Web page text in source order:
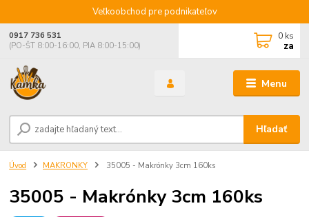
Veľkoobchod pre podnikateľov
Menu
Hľadať
0917 736 531
(PO-ŠT 8:00-16:00, PIA 8:00-15:00)
0 ks
za
Úvod MAKRONKY 35005 - Makrónky 3cm 160ks
35005 - Makrónky 3cm 160ks